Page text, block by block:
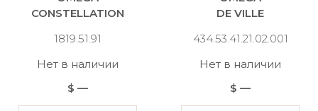
CONSTELLATION
1819.51.91
Нет в наличии
$ —
DE VILLE
434.53.41.21.02.001
Нет в наличии
$ —